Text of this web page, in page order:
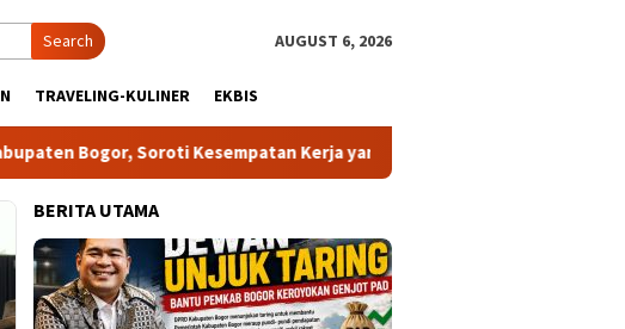
Search AUGUST 6, 2026
TRAVELING-KULINER EKBIS
Soroti Kesempatan Kerja yang Setara
BERITA UTAMA